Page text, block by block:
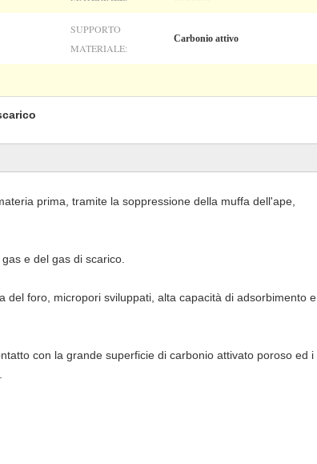
SUPPORTO
MATERIALE:
Carbonio attivo
prima, tramite la soppressione della muffa dell'ape,
e del gas di scarico.
foro, micropori sviluppati, alta capacità di adsorbimento e
con la grande superficie di carbonio attivato poroso ed i